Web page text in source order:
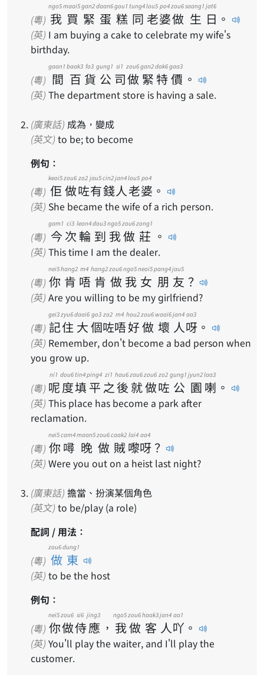
(粵) 我
ngo5
買
maai5
緊
gan2
蛋
daan6
糕
gou1
同
tung4
老
lou5
婆
po4
做
zou6
生
saang1
日
jat6
。
(英) I am buying a cake to celebrate my wife's
birthday.
(粵) 間
gaan1
百
baak3
貨
fo3
公
gung1
司
si1
做
zou6
緊
gan2
特
dak6
價
gaa3
。
(英) The department store is having a sale.
(廣東話) 成為，變成
(英文) to be; to become
例句：
(粵) 佢
keoi5
做
zou6
咗
zo2
有
jau5
錢
cin2
人
jan4
老
lou5
婆
po4
。
(英) She became the wife of a rich person.
(粵) 今
gam1
次
ci3
輪
leon4
到
dou3
我
ngo5
做
zou6
莊
zong1
。
(英) This time I am the dealer.
(粵) 你
nei5
肯
hang2
唔
m4
肯
hang2
做
zou6
我
ngo5
女
neoi5
朋
pang4
友
jau5
？
(英) Are you willing to be my girlfriend?
(粵) 記
gei3
住
zyu6
大
daai6
個
go3
咗
zo2
唔
m4
好
hou2
做
zou6
壞
waai6
人
jan4
呀
aa3
。
(英) Remember, don't become a bad person when
you grow up.
(粵) 呢
ni1
度
dou6
填
tin4
平
ping4
之
zi1
後
hau6
就
zau6
做
zou6
咗
zo2
公
gung1
園
jyun2
喇
laa3
。
(英) This place has become a park after
reclamation.
(粵) 你
nei5
噚
cam4
晚
maan5
做
zou6
賊
caak2
嚟
lai4
呀
aa4
？
(英) Were you out on a heist last night?
(廣東話) 擔當、扮演某個角色
(英文) to be/play (a role)
配詞 / 用法：
(粵) 做東
zou6 dung1
(英) to be the host
例句：
(粵) 你
nei5
做
zou6
侍
si6
應
jing3
， 我
ngo5
做
zou6
客
haak3
人
jan4
吖
aa1
。
(英) You'll play the waiter, and I'll play the
customer.